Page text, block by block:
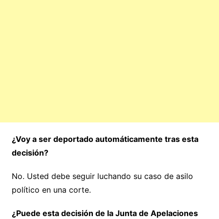
¿Voy a ser deportado automáticamente tras esta
decisión?
No. Usted debe seguir luchando su caso de asilo
político en una corte.
¿Puede esta decisión de la Junta de Apelaciones